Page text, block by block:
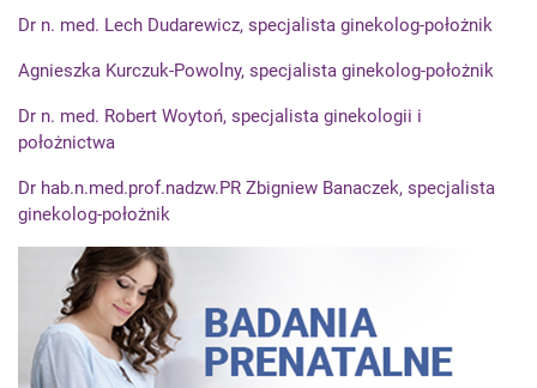
Dr n. med. Lech Dudarewicz, specjalista ginekolog-położnik
Agnieszka Kurczuk-Powolny, specjalista ginekolog-położnik
Dr n. med. Robert Woytoń, specjalista ginekologii i
położnictwa
Dr hab.n.med.prof.nadzw.PR Zbigniew Banaczek, specjalista
ginekolog-położnik